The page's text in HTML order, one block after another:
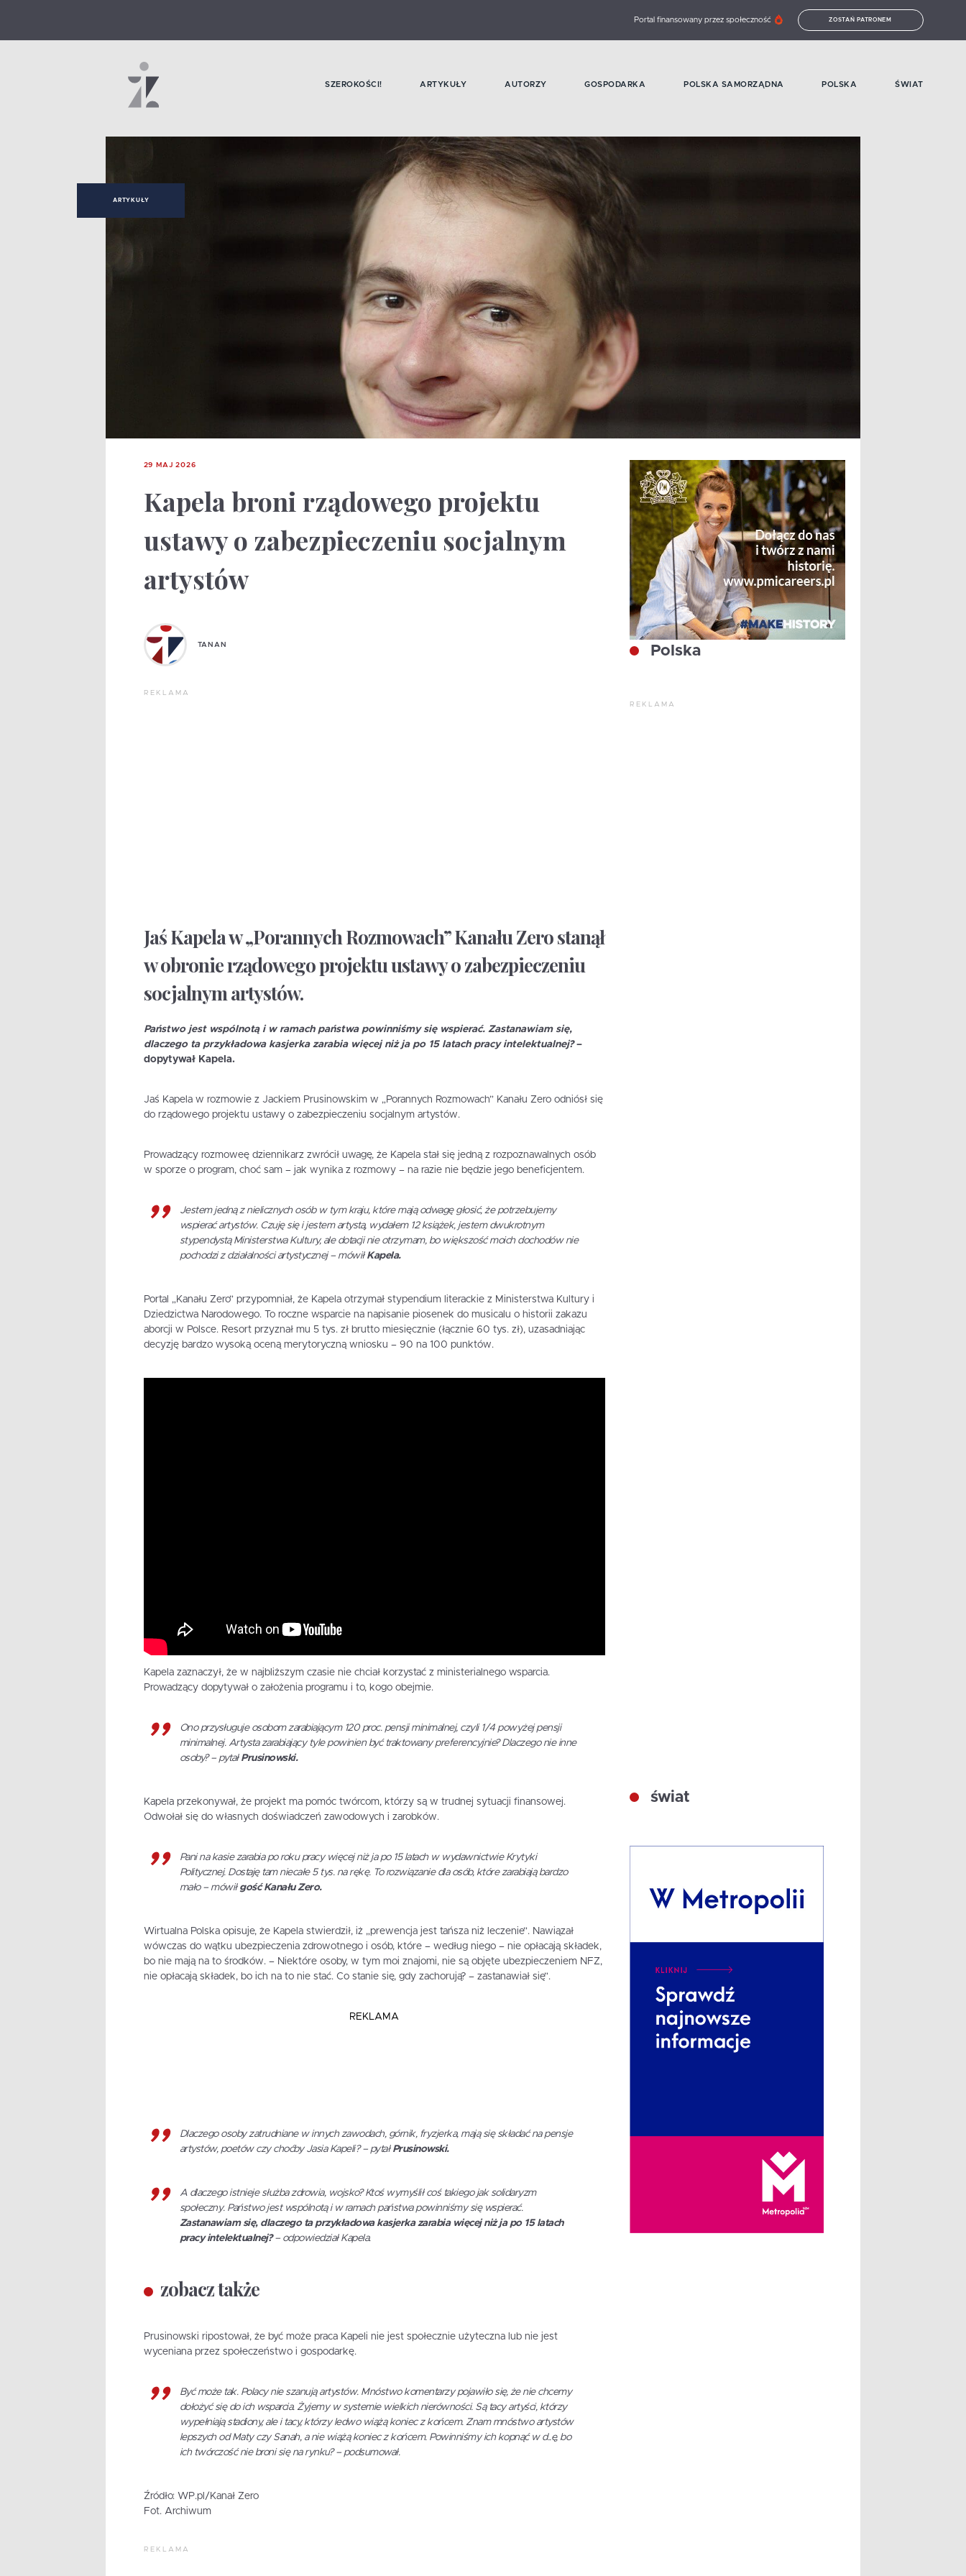
Portal finansowany przez społeczność ZOSTAŃ PATRONEM
SZEROKOŚCI! ARTYKUŁY AUTORZY GOSPODARKA POLSKA SAMORZĄDNA POLSKA ŚWIAT
ARTYKUŁY
29 MAJ 2026
Kapela broni rządowego projektu
ustawy o zabezpieczeniu socjalnym
artystów
TANAN
REKLAMA
Jaś Kapela w „Porannych Rozmowach” Kanału Zero stanął
w obronie rządowego projektu ustawy o zabezpieczeniu
socjalnym artystów.
Państwo jest wspólnotą i w ramach państwa powinniśmy się wspierać. Zastanawiam się,
dlaczego ta przykładowa kasjerka zarabia więcej niż ja po 15 latach pracy intelektualnej?–
dopytywał Kapela.
Jaś Kapela w rozmowie z Jackiem Prusinowskim w „Porannych Rozmowach” Kanału Zero odniósł się
do rządowego projektu ustawy o zabezpieczeniu socjalnym artystów.
Prowadzący rozmoweę dziennikarz zwrócił uwagę, że Kapela stał się jedną z rozpoznawalnych osób
w sporze o program, choć sam – jak wynika z rozmowy – na razie nie będzie jego beneficjentem.
Jestem jedną z nielicznych osób w tym kraju, które mają odwagę głosić, że potrzebujemy
wspierać artystów. Czuję się i jestem artystą, wydałem 12 książek, jestem dwukrotnym
stypendystą Ministerstwa Kultury, ale dotacji nie otrzymam, bo większość moich dochodów nie
pochodzi z działalności artystycznej – mówiłKapela.
Portal „Kanału Zero” przypomniał, że Kapela otrzymał stypendium literackie z Ministerstwa Kultury i
Dziedzictwa Narodowego. To roczne wsparcie na napisanie piosenek do musicalu o historii zakazu
aborcji w Polsce. Resort przyznał mu 5 tys. zł brutto miesięcznie (łącznie 60 tys. zł), uzasadniając
decyzję bardzo wysoką oceną merytoryczną wniosku – 90 na 100 punktów.
Kapela zaznaczył, że w najbliższym czasie nie chciał korzystać z ministerialnego wsparcia.
Prowadzący dopytywał o założenia programu i to, kogo obejmie.
Ono przysługuje osobom zarabiającym 120 proc. pensji minimalnej, czyli 1/4 powyżej pensji
minimalnej. Artysta zarabiający tyle powinien być traktowany preferencyjnie? Dlaczego nie inne
osoby? – pytał Prusinowski.
Kapela przekonywał, że projekt ma pomóc twórcom, którzy są w trudnej sytuacji finansowej.
Odwołał się do własnych doświadczeń zawodowych i zarobków.
Pani na kasie zarabia po roku pracy więcej niż ja po 15 latach w wydawnictwie Krytyki
Politycznej. Dostaję tam niecałe 5 tys. na rękę. To rozwiązanie dla osób, które zarabiają bardzo
mało – mówił gość Kanału Zero.
Wirtualna Polska opisuje, że Kapela stwierdził, iż „prewencja jest tańsza niż leczenie”. Nawiązał
wówczas do wątku ubezpieczenia zdrowotnego i osób, które – według niego – nie opłacają składek,
bo nie mają na to środków. – Niektóre osoby, w tym moi znajomi, nie są objęte ubezpieczeniem NFZ,
nie opłacają składek, bo ich na to nie stać. Co stanie się, gdy zachorują? – zastanawiał się”.
REKLAMA
Dlaczego osoby zatrudniane w innych zawodach, górnik, fryzjerka, mają się składać na pensje
artystów, poetów czy choćby Jasia Kapeli? – pytał Prusinowski.
A dlaczego istnieje służba zdrowia, wojsko? Ktoś wymyślił coś takiego jak solidaryzm
społeczny. Państwo jest wspólnotą i w ramach państwa powinniśmy się wspierać.
Zastanawiam się, dlaczego ta przykładowa kasjerka zarabia więcej niż ja po 15 latach
pracy intelektualnej?– odpowiedział Kapela.
zobacz także
Prusinowski ripostował, że być może praca Kapeli nie jest społecznie użyteczna lub nie jest
wyceniana przez społeczeństwo i gospodarkę.
Być może tak. Polacy nie szanują artystów. Mnóstwo komentarzy pojawiło się, że nie chcemy
dołożyć się do ich wsparcia. Żyjemy w systemie wielkich nierówności. Są tacy artyści, którzy
wypełniają stadiony, ale i tacy, którzy ledwo wiążą koniec z końcem. Znam mnóstwo artystów
lepszych od Maty czy Sanah, a nie wiążą koniec z końcem. Powinniśmy ich kopnąć w d..ę, bo
ich twórczość nie broni się na rynku? – podsumował.
Źródło: WP.pl/Kanał Zero
Fot. Archiwum
REKLAMA
Polska
REKLAMA
świat